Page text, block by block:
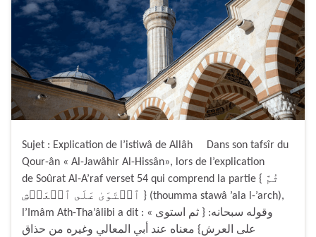
Sujet : Explication de l’istiwâ de Allâh Dans son tafsîr du
Qour-ân « Al-Jawâhir Al-Hissân», lors de l’explication
de Soûrat Al-A’raf verset 54 qui comprend la partie { ثُمَّ
ٱسۡتَوَىٰ عَلَى ٱلۡعَرۡشِ } (thoumma stawâ ’ala l-’arch),
l’Imâm Ath-Tha’âlibi a dit : « وقوله سبحانه:‏ ‏{‏ ثم استوى
على العرش‏}‏ معناه عند أبي المعالي وغيره من حذاق